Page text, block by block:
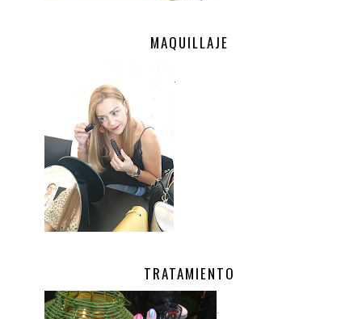
MAQUILLAJE
TRATAMIENTO